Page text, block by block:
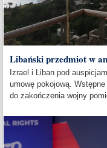
Libański przedmiot w
Izrael i Liban pod
umowę pokojową.
do zakończenia wojny